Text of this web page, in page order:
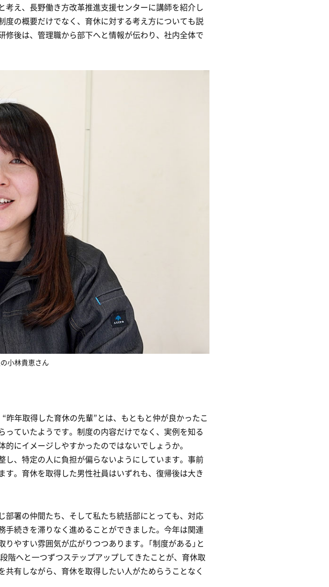
え、長野働き方改革推進支援センターに講師を紹介し
の概要だけでなく、育休に対する考え方についても説
後は、管理職から部下へと情報が伝わり、社内全体で
小林貴恵さん
年取得した育休の先輩”とは、もともと仲が良かったこ
ていたようです。制度の内容だけでなく、実例を知る
にイメージしやすかったのではないでしょうか。
、特定の人に負担が偏らないようにしています。事前
。育休を取得した男性社員はいずれも、復帰後は大き
署の仲間たち、そして私たち統括部にとっても、対応
続きを滞りなく進めることができました。今年は関連
やすい雰囲気が広がりつつあります。「制度がある」と
階へと一つずつステップアップしてきたことが、育休取
有しながら、育休を取得したい人がためらうことなく